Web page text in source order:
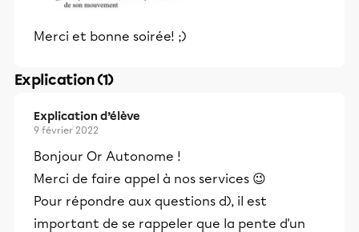
Merci et bonne soirée! ;)
Explication (1)
Explication d’élève
9 février 2022
Bonjour Or Autonome !
Merci de faire appel à nos services 😉
Pour répondre aux questions d), il est
important de se rappeler que la pente d'un